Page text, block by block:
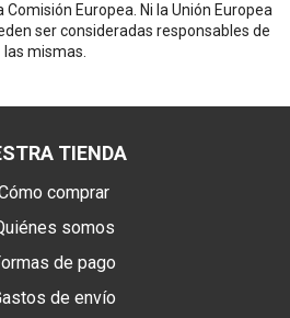
Comisión Europea. Ni la Unión Europea
ser consideradas responsables de
las mismas.
TIENDA
comprar
somos
de pago
de envío